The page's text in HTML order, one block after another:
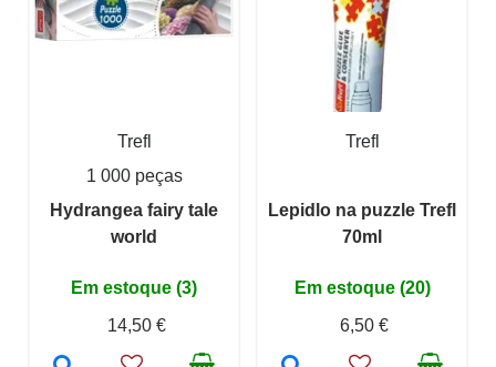
Trefl
1 000 peças
Hydrangea fairy tale
world
Em estoque (3)
14,50 €
Trefl
Lepidlo na puzzle Trefl
70ml
Em estoque (20)
6,50 €